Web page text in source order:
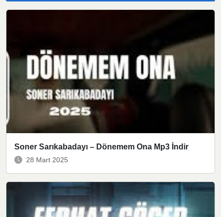
Soner Sarıkabadayı – Dönemem Ona Mp3 İndir
28 Mart 2025